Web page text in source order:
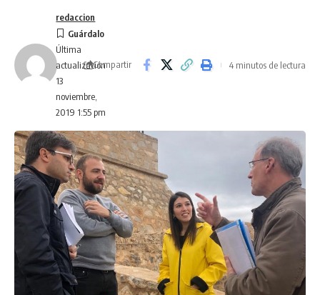
Última
actualización
13
noviembre,
2019 1:55 pm
redaccion
Compartir 4 minutos de lectura